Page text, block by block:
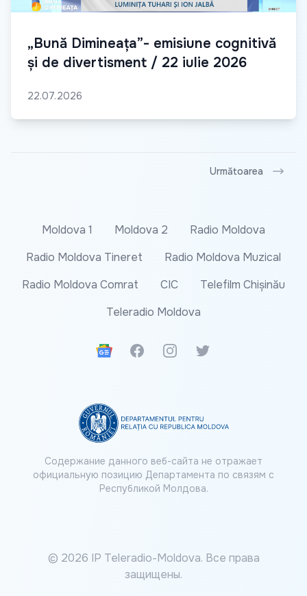
„Bună Dimineața”- emisiune cognitivă
și de divertisment / 22 iulie 2026
22.07.2026
Următoarea
Moldova 1 Moldova 2
Radio Moldova
Radio Moldova Tineret
Radio Moldova Muzical
Radio Moldova Comrat
CIC
Telefilm Chișinău
Teleradio Moldova
Google News
FacebookInstagramTwitter
Содержание данного веб-сайта не отражает
официальную позицию Департамента по связям с
Республикой Молдова.
© 2026 IP Teleradio-Moldova. Все права
защищены.